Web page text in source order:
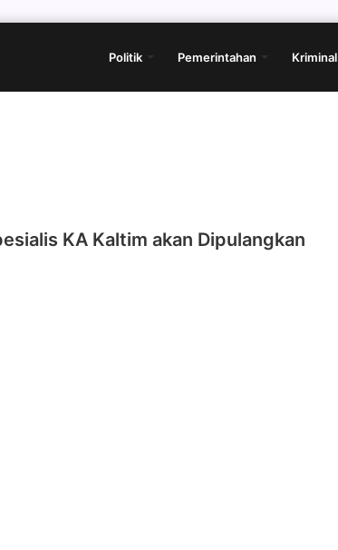
Politik Pemerintahan Kriminal
KA Kaltim akan Dipulangkan